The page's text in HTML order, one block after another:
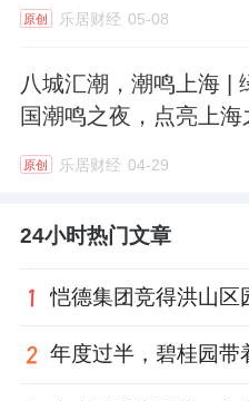
原创 乐居财经 05-08
八城汇潮，潮鸣上海 |
国潮鸣之夜，点亮上海
原创 乐居财经 04-29
24小时热门文章
年度过半，碧桂园带